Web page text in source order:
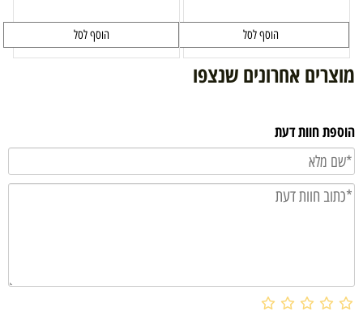
הוסף לסל הוסף לסל
מוצרים אחרונים שנצפו
הוספת חוות דעת